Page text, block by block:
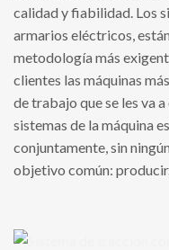
calidad y fiabilidad. Los
armarios eléctricos,
metodología más
clientes las máquinas
de trabajo que se les va
sistemas de la máquina
conjuntamente, sin
objetivo común: